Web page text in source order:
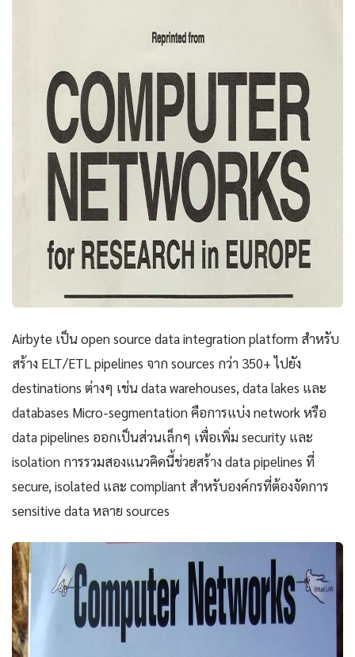
Airbyte เป็น open source data integration platform สำหรับ
สร้าง ELT/ETL pipelines จาก sources กว่า 350+ ไปยัง
destinations ต่างๆ เช่น data warehouses, data lakes และ
databases Micro-segmentation คือการแบ่ง network หรือ
data pipelines ออกเป็นส่วนเล็กๆ เพื่อเพิ่ม security และ
isolation การรวมสองแนวคิดนี้ช่วยสร้าง data pipelines ที่
secure, isolated และ compliant สำหรับองค์กรที่ต้องจัดการ
sensitive data หลาย sources